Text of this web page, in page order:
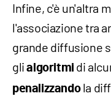
Infine, c'è un'altra
l'associazione tra
grande diffusione
glialgoritmi di
penalizzandola